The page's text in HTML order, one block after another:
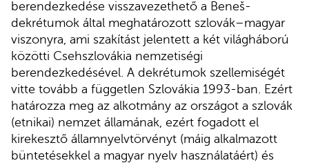
berendezkedése visszavezethető a Beneš-
dekrétumok által meghatározott szlovák–magyar
viszonyra, ami szakítást jelentett a két világháború
közötti Csehszlovákia nemzetiségi
berendezkedésével. A dekrétumok szellemiségét
vitte tovább a független Szlovákia 1993-ban. Ezért
határozza meg az alkotmány az országot a szlovák
(etnikai) nemzet államának, ezért fogadott el
kirekesztő államnyelvtörvényt (máig alkalmazott
büntetésekkel a magyar nyelv használatáért) és